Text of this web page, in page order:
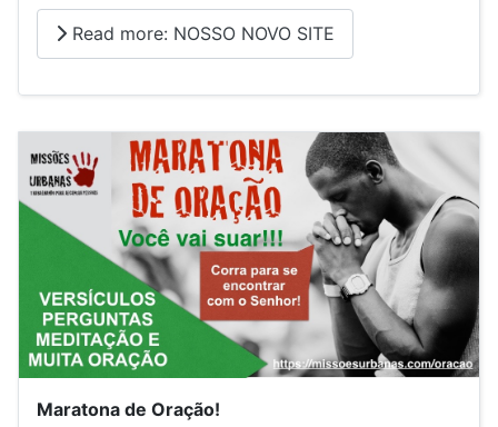
Read more: NOSSO NOVO SITE
Maratona de Oração!